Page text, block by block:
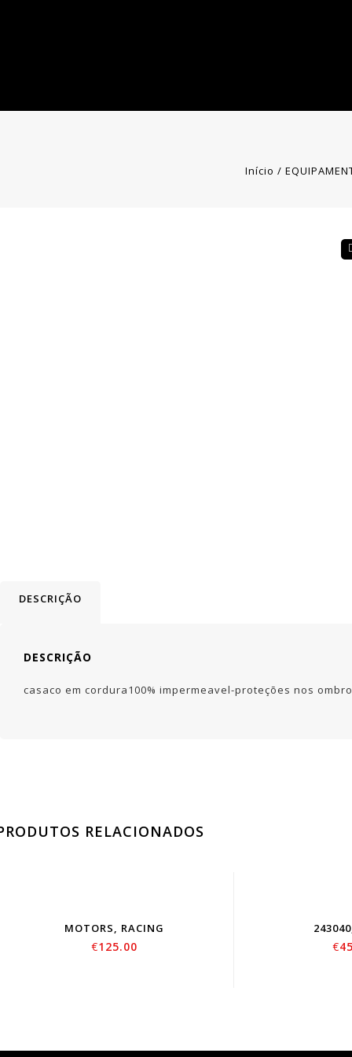
Início /
DESCRIÇÃO
DESCRIÇÃO
casaco em cordura100% impermeavel-proteções nos
RELACIONADOS
MOTORS, RACING
€125.00 €